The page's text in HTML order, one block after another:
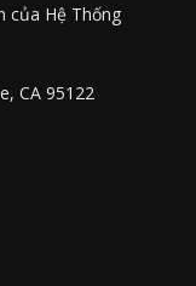
của Hệ Thống
CA 95122